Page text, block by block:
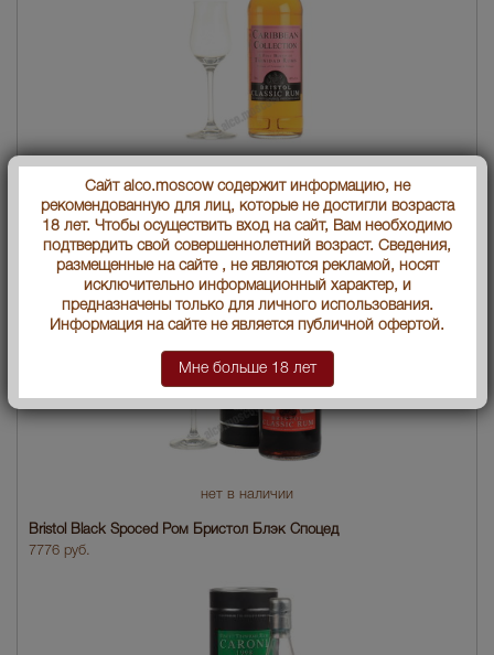
нет в наличии
Bristol Black Spoced Ром Бристол Блэк Споцед
7776 руб.
Сайт alco.moscow содержит информацию, не
рекомендованную для лиц, которые не достигли возраста
18 лет. Чтобы осуществить вход на сайт, Вам необходимо
подтвердить свой совершеннолетний возраст. Сведения,
размещенные на сайте , не являются рекламой, носят
исключительно информационный характер, и
предназначены только для личного использования.
Информация на сайте не является публичной офертой.
Мне больше 18 лет